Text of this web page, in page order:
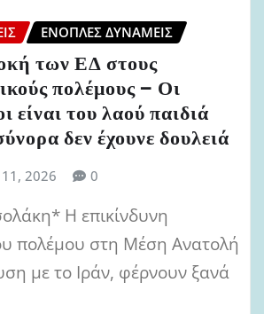
ΈΝΟΠΛΕΣ ΔΥΝΆΜΕΙΣ
των ΕΔ στους
πολέμους – Οι
είναι του λαού παιδιά
δεν έχουνε δουλειά
2026 0
Η επικίνδυνη
πολέμου στη Μέση Ανατολή
με το Ιράν, φέρνουν ξανά